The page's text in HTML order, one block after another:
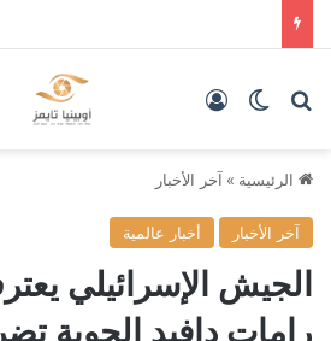
بحث عنالوضع المظلم
الرئيسية » آخر الأخبار
آخر الأخبار أخبار عالمية
الجيش الإسرائيلي
رامات دافيد الجوية